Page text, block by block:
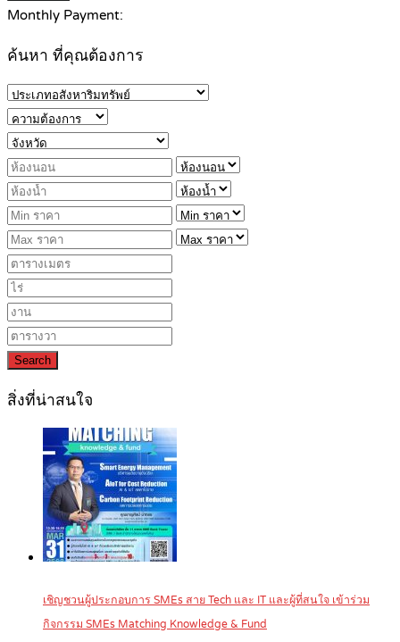
Monthly Payment:
ค้นหา ที่คุณต้องการ
Search
สิ่งที่น่าสนใจ
เชิญชวนผู้ประกอบการ SMEs สาย Tech และ IT และผู้ที่สนใจ เข้าร่วม
กิจกรรม SMEs Matching Knowledge & Fund